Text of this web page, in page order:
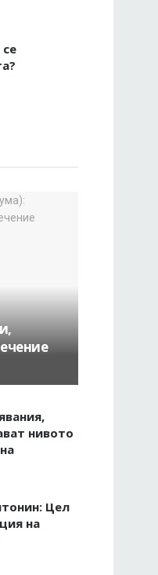
нивото
Цел
на